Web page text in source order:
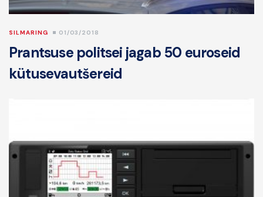
Prantsuse politsei jagab 50 euroseid
kütusevautšereid
SILMARING 01/03/2018